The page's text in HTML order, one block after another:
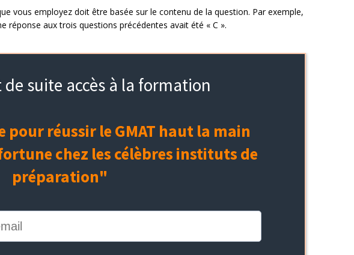
vous employez doit être basée sur le contenu de la question. Par exemple,
réponse aux trois questions précédentes avait été « C ».